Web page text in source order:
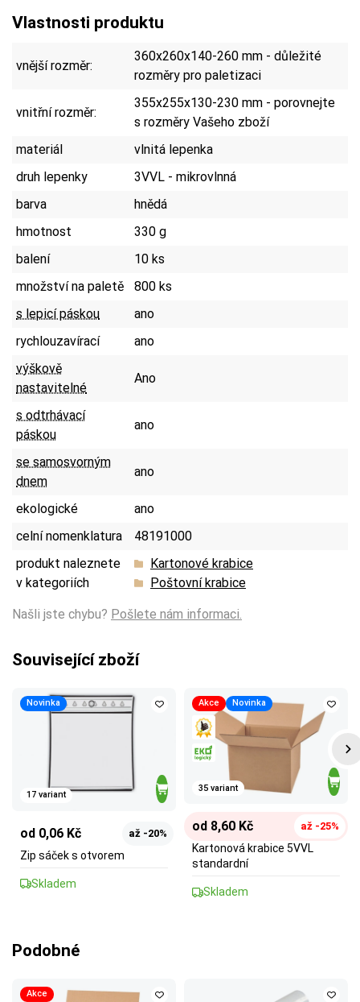
Vlastnosti produktu
vnější rozměr:
360x260x140-260 mm - důležité
rozměry pro paletizaci
vnitřní rozměr:
355x255x130-230 mm - porovnejte
s rozměry Vašeho zboží
materiál
vlnitá lepenka
druh lepenky
3VVL - mikrovlnná
barva
hnědá
hmotnost
330 g
balení
10 ks
množství na paletě
800 ks
s lepicí páskou
ano
rychlouzavírací
ano
výškově
nastavitelné
Ano
s odtrhávací
páskou
ano
se samosvorným
dnem
ano
ekologické
ano
celní nomenklatura
48191000
produkt naleznete
v kategoriích
Kartonové krabice
Poštovní krabice
Našli jste chybu? Pošlete nám informaci.
Související zboží
Novinka
17 variant
od 0,06 Kč až -20%
Zip sáček s otvorem
Skladem
Akce Novinka
35 variant
od 8,60 Kč až -25%
Kartonová krabice 5VVL
standardní
Skladem
Podobné
Akce